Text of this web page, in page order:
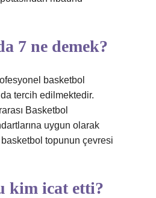
7 ne demek?
basketbol
tercih edilmektedir.
Basketbol
uygun olarak
topunun çevresi
kim icat etti?